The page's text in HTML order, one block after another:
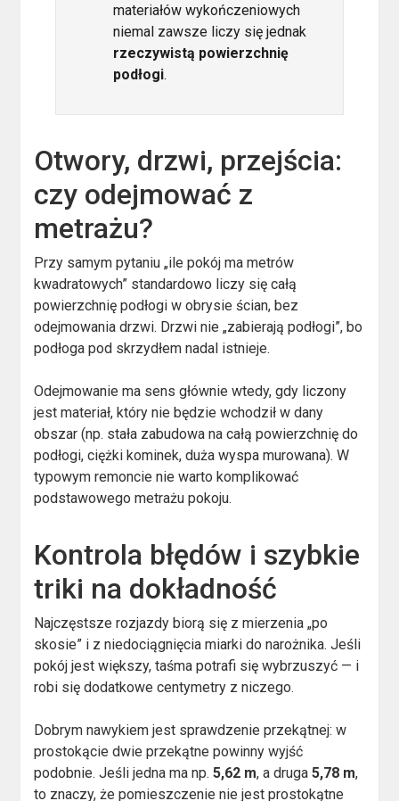
materiałów wykończeniowych
niemal zawsze liczy się jednak
rzeczywistą powierzchnię
podłogi.
Otwory, drzwi, przejścia:
czy odejmować z
metrażu?
Przy samym pytaniu „ile pokój ma metrów
kwadratowych” standardowo liczy się całą
powierzchnię podłogi w obrysie ścian, bez
odejmowania drzwi. Drzwi nie „zabierają podłogi”, bo
podłoga pod skrzydłem nadal istnieje.
Odejmowanie ma sens głównie wtedy, gdy liczony
jest materiał, który nie będzie wchodził w dany
obszar (np. stała zabudowa na całą powierzchnię do
podłogi, ciężki kominek, duża wyspa murowana). W
typowym remoncie nie warto komplikować
podstawowego metrażu pokoju.
Kontrola błędów i szybkie
triki na dokładność
Najczęstsze rozjazdy biorą się z mierzenia „po
skosie” i z niedociągnięcia miarki do narożnika. Jeśli
pokój jest większy, taśma potrafi się wybrzuszyć — i
robi się dodatkowe centymetry z niczego.
Dobrym nawykiem jest sprawdzenie przekątnej: w
prostokącie dwie przekątne powinny wyjść
podobnie. Jeśli jedna ma np.5,62 m, a druga5,78 m,
to znaczy, że pomieszczenie nie jest prostokątne